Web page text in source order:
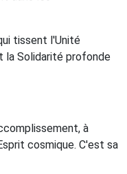
tissent l'Unité
Solidarité profonde
à
cosmique. C'est sa